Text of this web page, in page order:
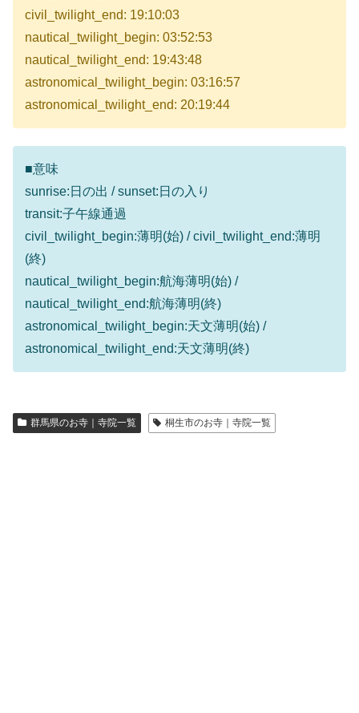
civil_twilight_end: 19:10:03
nautical_twilight_begin: 03:52:53
nautical_twilight_end: 19:43:48
astronomical_twilight_begin: 03:16:57
astronomical_twilight_end: 20:19:44
■意味
sunrise:日の出 / sunset:日の入り
transit:子午線通過
civil_twilight_begin:薄明(始) / civil_twilight_end:薄明
(終)
nautical_twilight_begin:航海薄明(始) /
nautical_twilight_end:航海薄明(終)
astronomical_twilight_begin:天文薄明(始) /
astronomical_twilight_end:天文薄明(終)
群馬県のお寺｜寺院一覧 桐生市のお寺｜寺院一覧